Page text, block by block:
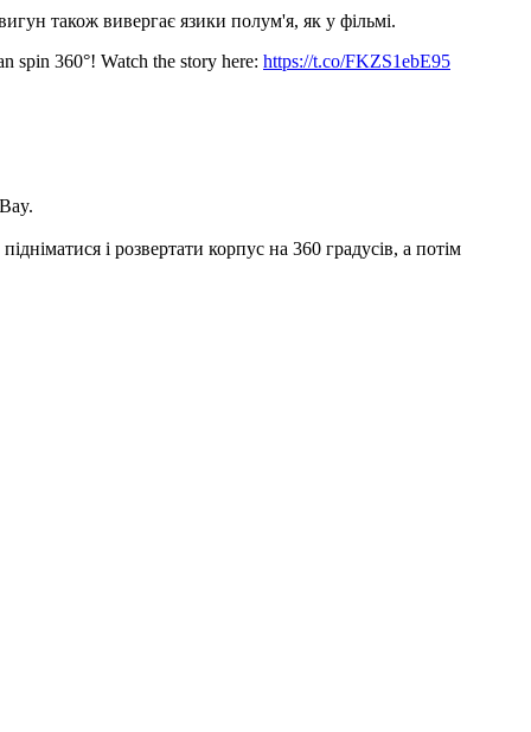
також вивергає язики полум'я, як у фільмі.
spin 360°! Watch the story here: https://t.co/FKZS1ebE95
і розвертати корпус на 360 градусів, а потім